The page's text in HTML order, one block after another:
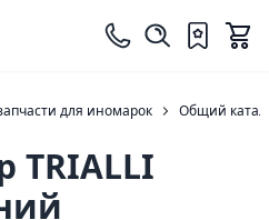
для иномарок Общий
TRIALLI